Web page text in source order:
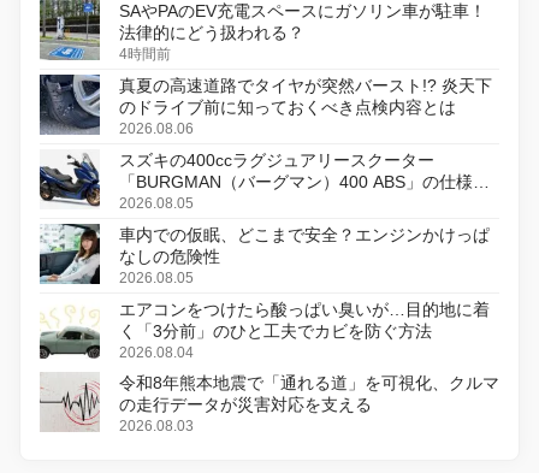
SAやPAのEV充電スペースにガソリン車が駐車！
法律的にどう扱われる？
4時間前
真夏の高速道路でタイヤが突然バースト!? 炎天下
のドライブ前に知っておくべき点検内容とは
2026.08.06
スズキの400ccラグジュアリースクーター
「BURGMAN（バーグマン）400 ABS」の仕様を
変更し、8月18日に発売
2026.08.05
車内での仮眠、どこまで安全？エンジンかけっぱ
なしの危険性
2026.08.05
エアコンをつけたら酸っぱい臭いが…目的地に着
く「3分前」のひと工夫でカビを防ぐ方法
2026.08.04
令和8年熊本地震で「通れる道」を可視化、クルマ
の走行データが災害対応を支える
2026.08.03